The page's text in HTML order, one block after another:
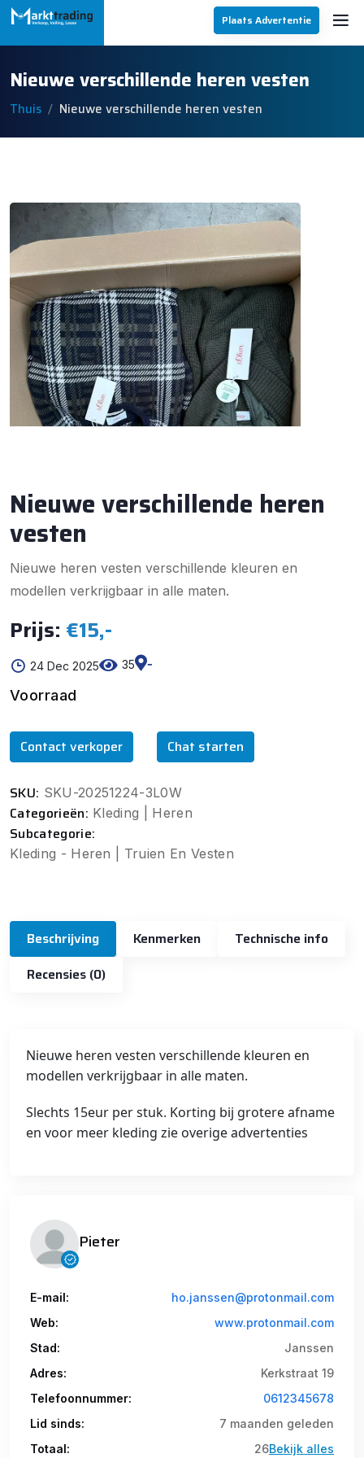
Plaats Advertentie
Nieuwe verschillende heren vesten
Thuis Nieuwe verschillende heren vesten
Nieuwe verschillende heren
vesten
Nieuwe heren vesten verschillende kleuren en
modellen verkrijgbaar in alle maten.
Prijs: €15,-
24 Dec 2025 35
-
Voorraad
Contact verkoper Chat starten
SKU: SKU-20251224-3L0W
Categorieën: Kleding | Heren
Subcategorie:
Kleding - Heren | Truien En Vesten
Beschrijving Kenmerken
Technische info
Recensies (0)
Nieuwe heren vesten verschillende kleuren en
modellen verkrijgbaar in alle maten.
Slechts 15eur per stuk. Korting bij grotere afname
en voor meer kleding zie overige advertenties
Pieter
E-mail:
ho.janssen@protonmail.com
Web:
www.protonmail.com
Stad:
Janssen
Adres:
Kerkstraat 19
Telefoonnummer:
0612345678
Lid sinds:
7 maanden geleden
Totaal:
26Bekijk alles